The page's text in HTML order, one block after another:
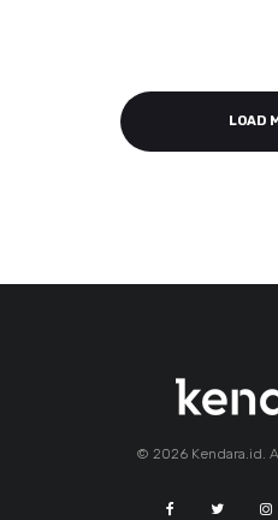
LOAD
© 2026 Kendara.id.